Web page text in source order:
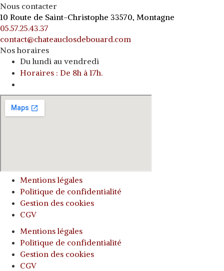
Nous contacter
10 Route de Saint-Christophe 33570, Montagne
05.57.25.43.37
contact@chateauclosdebouard.com
Nos horaires
Du lundi au vendredi
Horaires : De 8h à 17h.
Mentions légales
Politique de confidentialité
Gestion des cookies
CGV
Mentions légales
Politique de confidentialité
Gestion des cookies
CGV